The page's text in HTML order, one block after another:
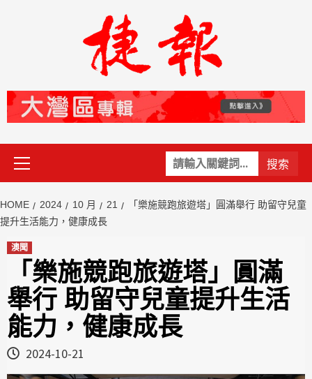
關
鍵
Primary
Menu
HOME 2024 10 月 21
「樂施競跑旅遊塔」圓滿舉行 助留守兒童
提升生活能力，健康成長
澳聞
「樂施競跑旅遊塔」圓滿
舉行 助留守兒童提升生活
能力，健康成長
2024-10-21